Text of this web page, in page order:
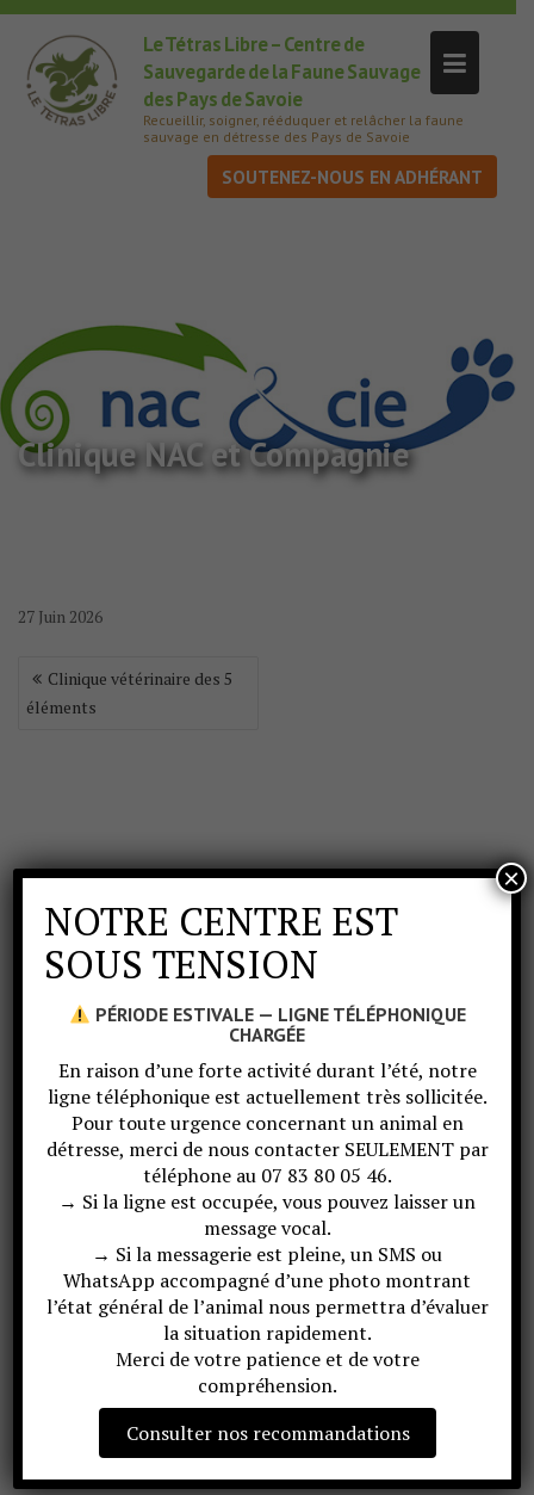
Le Tétras Libre – Centre de
Sauvegarde de la Faune Sauvage
des Pays de Savoie
Recueillir, soigner, rééduquer et relâcher la faune
sauvage en détresse des Pays de Savoie
SOUTENEZ-NOUS
Clinique NAC et Compagnie
27 Juin 2026
Clinique vétérinaire des 5
éléments
NOTRE CENTRE EST
SOUS TENSION
PÉRIODE ESTIVALE — LIGNE TÉLÉPHONIQUE
CHARGÉE
En raison d’une forte activité durant l’été, notre
ligne téléphonique est actuellement très sollicitée.
Pour toute urgence concernant un animal en
détresse, merci de nous contacter SEULEMENT par
téléphone au 07 83 80 05 46.
→ Si la ligne est occupée, vous pouvez laisser un
message vocal.
→ Si la messagerie est pleine, un SMS ou
WhatsApp accompagné d’une photo montrant
l’état général de l’animal nous permettra d’évaluer
la situation rapidement.
Merci de votre patience et de votre
compréhension.
Consulter nos recommandations
×